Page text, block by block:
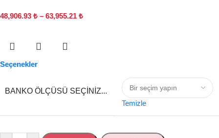
48,906.93 ₺ – 63,955.21 ₺
Seçenekler
BANKO ÖLÇÜSÜ SEÇINIZ...
Temizle